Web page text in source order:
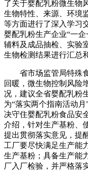
了关于婴配乳粉微生物
生物特性、来源、环境
等方面进行了深入学习
婴配乳粉生产企业“一
辅料及成品抽检、实验
生物检测结果进行汇总
省市场监管局特殊食
回暖，微生物控制风险
况，建议全省婴配乳粉
为“落实两个指南活动
决守住婴配乳粉食品安
介绍，针对生产基粉、
提出贯彻落实意见，提
工厂要尽快满足生产能
生产基粉；具备生产能
厂入厂检验，并严格落